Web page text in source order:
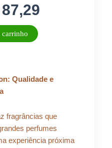
87,29
é:
Qualidade e
fragrâncias que
perfumes
experiência próxima